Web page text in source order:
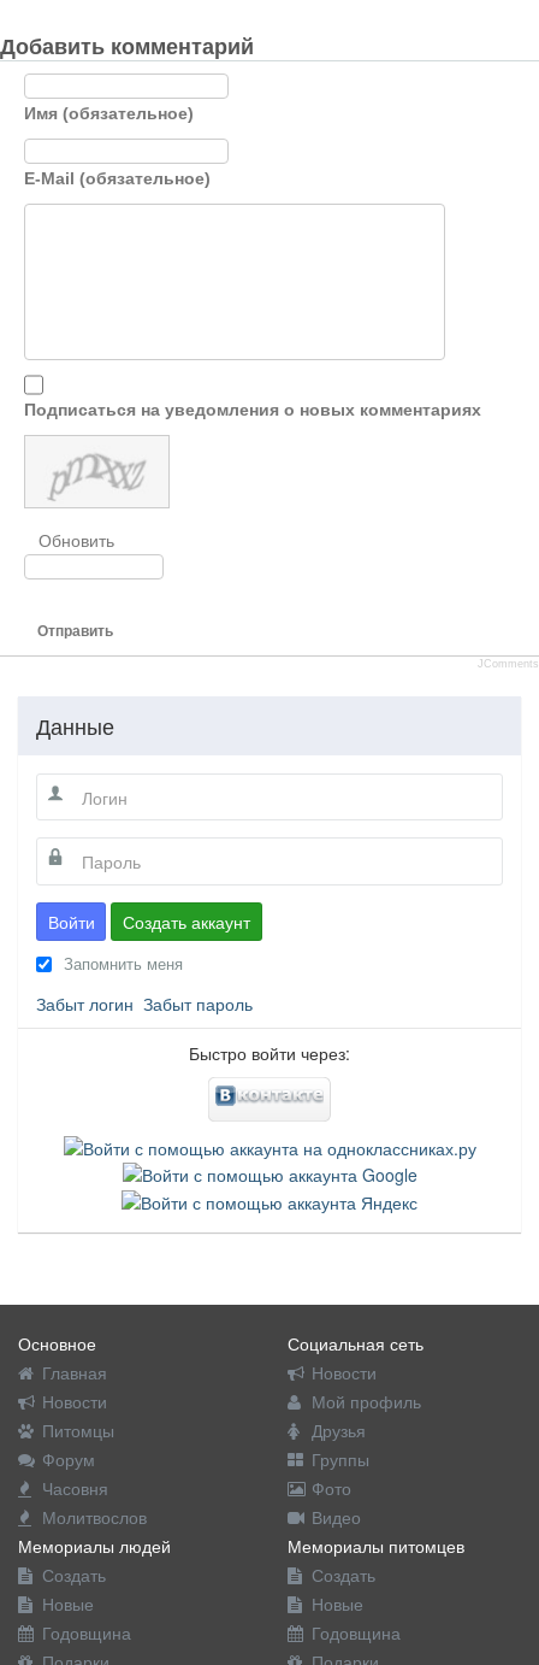
Добавить комментарий
Имя (обязательное)
E-Mail (обязательное)
Подписаться на уведомления о новых комментариях
Обновить
Отправить
JComments
Данные
Войти Создать аккаунт
Запомнить меня
Забыт логин Забыт пароль
Быстро войти через:
Основное
Главная
Новости
Питомцы
Форум
Часовня
Молитвослов
Социальная сеть
Новости
Мой профиль
Друзья
Группы
Фото
Видео
Мемориалы людей
Создать
Новые
Годовщина
Мемориалы питомцев
Создать
Новые
Годовщина